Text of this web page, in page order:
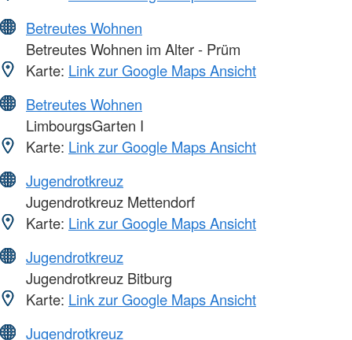
Betreutes Wohnen
Betreutes Wohnen im Alter - Prüm
Karte: Link zur Google Maps Ansicht
Betreutes Wohnen
LimbourgsGarten I
Karte: Link zur Google Maps Ansicht
Jugendrotkreuz
Jugendrotkreuz Mettendorf
Karte: Link zur Google Maps Ansicht
Jugendrotkreuz
Jugendrotkreuz Bitburg
Karte: Link zur Google Maps Ansicht
Jugendrotkreuz